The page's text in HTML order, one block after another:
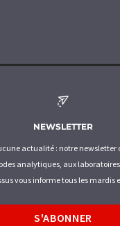
NEWSLETTER
actualité : notre newsletter
analytiques, aux
vous informe tous les mardis
S'ABONNER